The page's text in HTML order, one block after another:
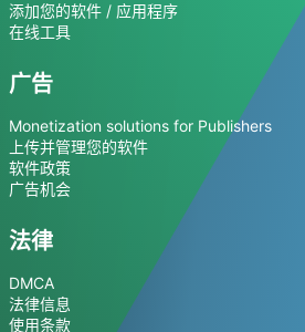
添加您的软件 / 应用程序
在线工具
广告
Monetization solutions for Publishers
上传并管理您的软件
软件政策
广告机会
法律
DMCA
法律信息
使用条款